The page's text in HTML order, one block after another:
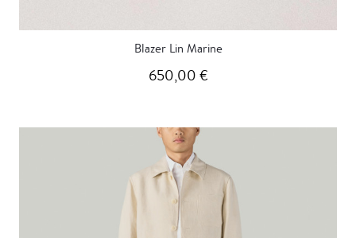
Blazer Lin Marine
650,00 €